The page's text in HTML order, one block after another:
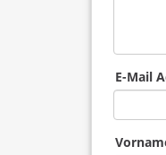
E-Mail